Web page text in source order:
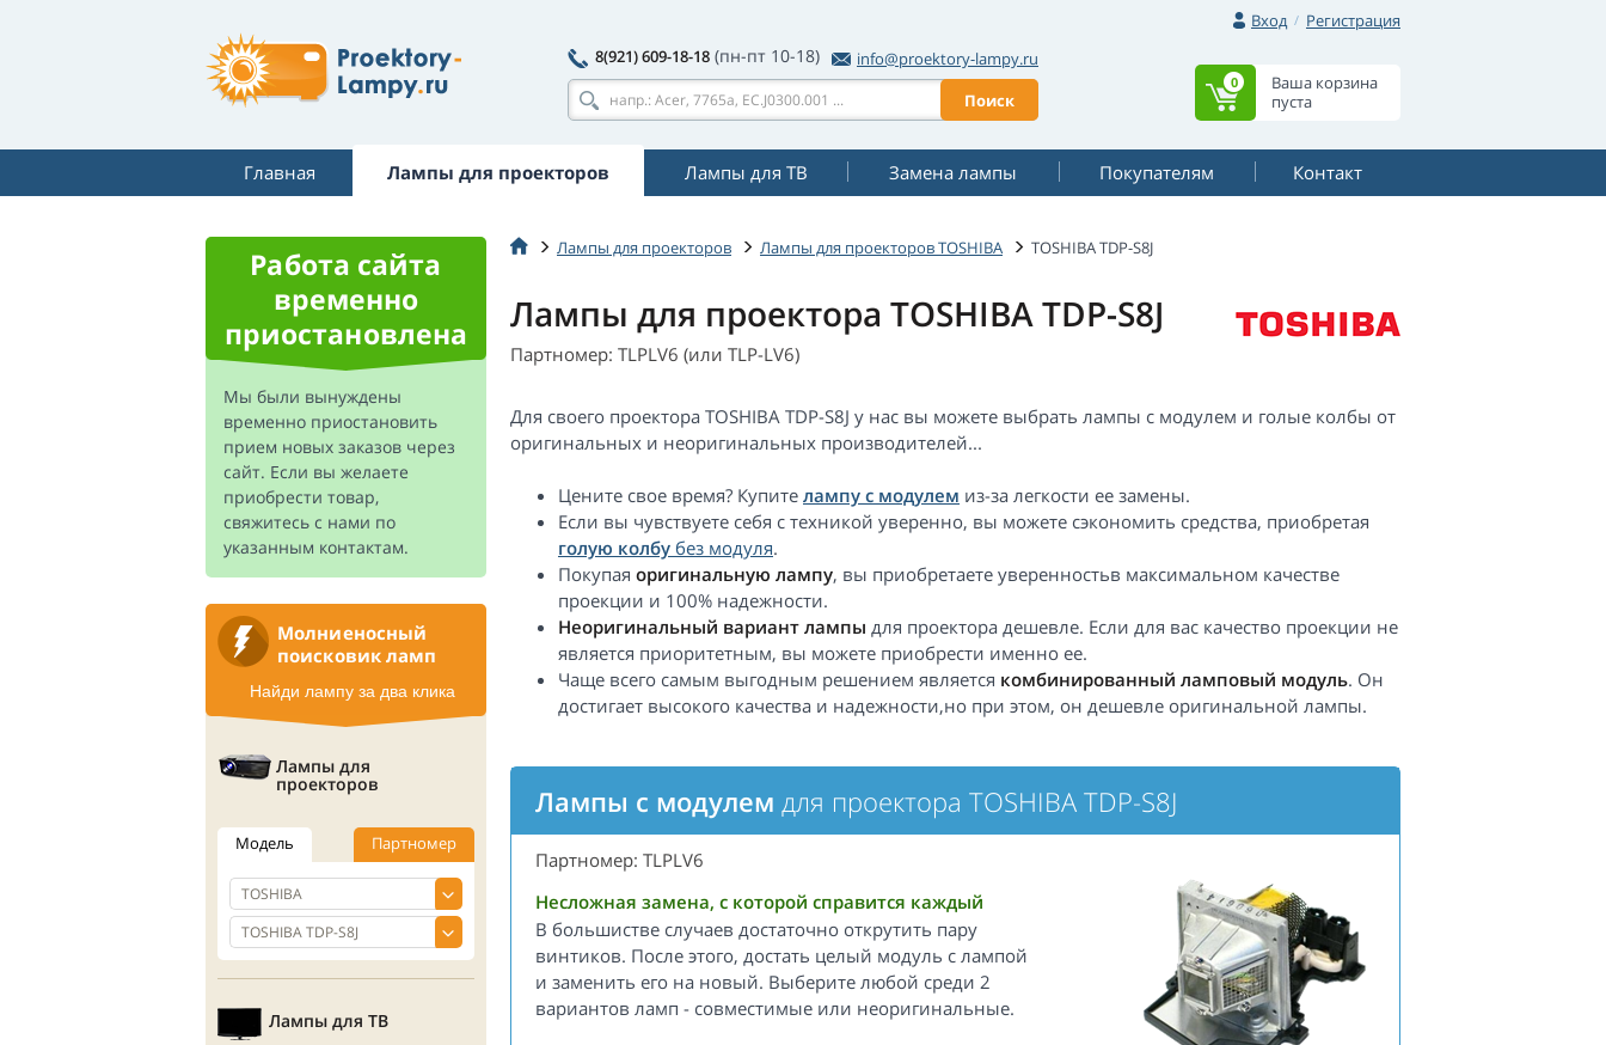
Вход
Регистрация
8(921) 609-18-18 (пн-пт 10-18)
info@proektory-lampy.ru
Поиск
Ваша корзина
пуста
0
Главная Лампы для проекторов Лампы для ТВ Замена лампы Покупателям Контакт
Лампы для проекторов Лампы для проекторов TOSHIBA TOSHIBA TDP-S8J
Лампы для проектора TOSHIBA TDP-S8J
Партномер: TLPLV6 (или TLP-LV6)
Для своего проектора TOSHIBA TDP-S8J у нас вы можете выбрать лампы с модулем и голые колбы от
оригинальных и неоригинальных производителей...
Цените свое время? Купите лампу с модулем из-за легкости ее замены.
Если вы чувствуете себя с техникой уверенно, вы можете сэкономить средства, приобретая
голую колбу без модуля.
Покупая оригинальную лампу, вы приобретаете уверенностьв максимальном качестве
проекции и 100% надежности.
Неоригинальный вариант лампы для проектора дешевле. Если для вас качество проекции не
является приоритетным, вы можете приобрести именно ее.
Чаще всего самым выгодным решением является комбинированный ламповый модуль. Он
достигает высокого качества и надежности,но при этом, он дешевле оригинальной лампы.
Лампы с модулем для проектора TOSHIBA TDP-S8J
Партномер: TLPLV6
Несложная замена, с которой справится каждый
В большистве случаев достаточно открутить пару
винтиков. После этого, достать целый модуль с лампой
и заменить его на новый. Выберите любой среди 2
вариантов ламп - совместимые или неоригинальные.
Работа сайта
временно
приостановлена
Мы были вынуждены
временно приостановить
прием новых заказов через
сайт. Если вы желаете
приобрести товар,
свяжитесь с нами по
указанным контактам.
Молниеносный
поисковик ламп
Найди лампу за два клика
Лампы для
проекторов
Модель Партномер
Лампы для ТВ